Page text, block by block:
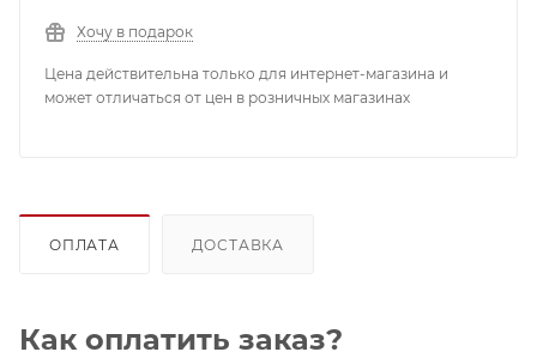
Хочу в подарок
Цена действительна только для интернет-магазина и
может отличаться от цен в розничных магазинах
ОПЛАТА ДОСТАВКА
Как оплатить заказ?